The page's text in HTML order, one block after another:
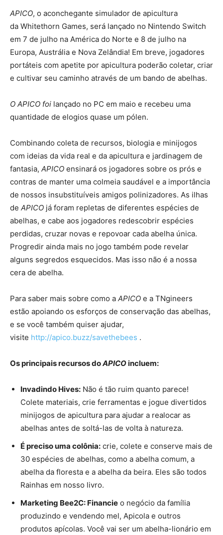
APICO, o aconchegante simulador de apicultura
da Whitethorn Games, será lançado no Nintendo Switch
em 7 de julho na América do Norte e 8 de julho na
Europa, Austrália e Nova Zelândia! Em breve, jogadores
portáteis com apetite por apicultura poderão coletar, criar
e cultivar seu caminho através de um bando de abelhas.
O APICO foi lançado no PC em maio e recebeu uma
quantidade de elogios quase um pólen.
Combinando coleta de recursos, biologia e minijogos
com ideias da vida real e da apicultura e jardinagem de
fantasia, APICO ensinará os jogadores sobre os prós e
contras de manter uma colmeia saudável e a importância
de nossos insubstituíveis amigos polinizadores. As ilhas
de APICO já foram repletas de diferentes espécies de
abelhas, e cabe aos jogadores redescobrir espécies
perdidas, cruzar novas e repovoar cada abelha única.
Progredir ainda mais no jogo também pode revelar
alguns segredos esquecidos. Mas isso não é a nossa
cera de abelha.
Para saber mais sobre como a APICO e a TNgineers
estão apoiando os esforços de conservação das abelhas,
e se você também quiser ajudar,
visite http://apico.buzz/savethebees .
Os principais recursos doAPICOincluem:
Invadindo Hives: Não é tão ruim quanto parece!
Colete materiais, crie ferramentas e jogue divertidos
minijogos de apicultura para ajudar a realocar as
abelhas antes de soltá-las de volta à natureza.
É preciso uma colônia: crie, colete e conserve mais de
30 espécies de abelhas, como a abelha comum, a
abelha da floresta e a abelha da beira. Eles são todos
Rainhas em nosso livro.
Marketing Bee2C: Financie o negócio da família
produzindo e vendendo mel, Apicola e outros
produtos apícolas. Você vai ser um abelha-lionário em